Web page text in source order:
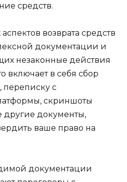
средств.
возврата средств
документации и
незаконные действия
включает в себя сбор
переписку с
скриншоты
документы,
ваше право на
документации